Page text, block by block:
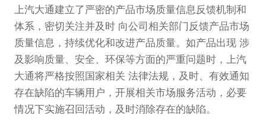
上汽大通建立了严密的产品市场质量信息反馈机制和
体系，密切关注并及时 向公司相关部门反馈产品市场
质量信息，持续优化和改进产品质量。如产品出现 涉
及影响质量、安全、环保等方面的严重问题时，上汽
大通将严格按照国家相关 法律法规，及时、有效通知
存在缺陷的车辆用户，开展相关市场服务活动，必要
情况下实施召回活动，及时消除存在的缺陷。